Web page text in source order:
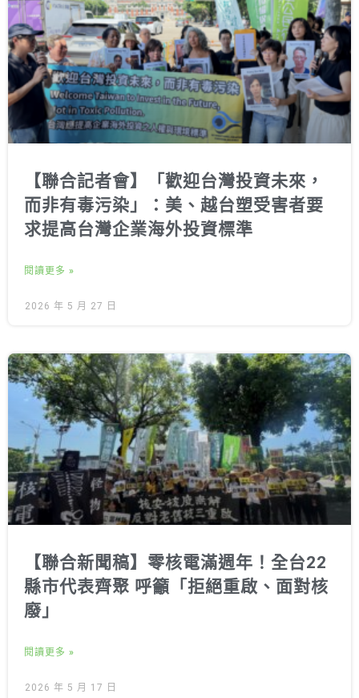
【聯合記者會】「歡迎台灣投資未來，
而非有毒污染」：美、越台塑受害者要
求提高台灣企業海外投資標準
閱讀更多 »
2026 年 5 月 27 日
【聯合新聞稿】零核電滿週年！全台22
縣市代表齊聚 呼籲「拒絕重啟、面對核
廢」
閱讀更多 »
2026 年 5 月 17 日